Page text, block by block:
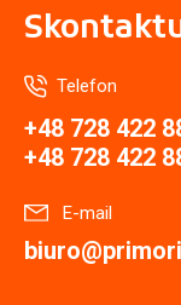
Telefon
+48 728 422
+48 728 422
E-mail